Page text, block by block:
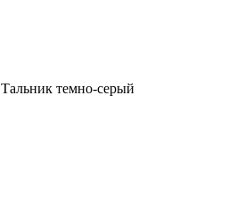
темно-серый